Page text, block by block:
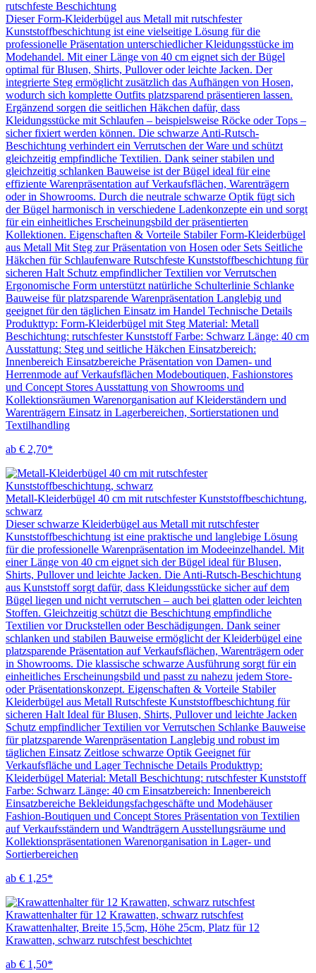
rutschfeste Beschichtung
Dieser Form-Kleiderbügel aus Metall mit rutschfester
Kunststoffbeschichtung ist eine vielseitige Lösung für die
professionelle Präsentation unterschiedlicher Kleidungsstücke im
Modehandel. Mit einer Länge von 40 cm eignet sich der Bügel
optimal für Blusen, Shirts, Pullover oder leichte Jacken. Der
integrierte Steg ermöglicht zusätzlich das Aufhängen von Hosen,
wodurch sich komplette Outfits platzsparend präsentieren lassen.
Ergänzend sorgen die seitlichen Häkchen dafür, dass
Kleidungsstücke mit Schlaufen – beispielsweise Röcke oder Tops –
sicher fixiert werden können. Die schwarze Anti-Rutsch-
Beschichtung verhindert ein Verrutschen der Ware und schützt
gleichzeitig empfindliche Textilien. Dank seiner stabilen und
gleichzeitig schlanken Bauweise ist der Bügel ideal für eine
effiziente Warenpräsentation auf Verkaufsflächen, Warenträgern
oder in Showrooms. Durch die neutrale schwarze Optik fügt sich
der Bügel harmonisch in verschiedene Ladenkonzepte ein und sorgt
für ein einheitliches Erscheinungsbild der präsentierten
Kollektionen. Eigenschaften & Vorteile Stabiler Form-Kleiderbügel
aus Metall Mit Steg zur Präsentation von Hosen oder Sets Seitliche
Häkchen für Schlaufenware Rutschfeste Kunststoffbeschichtung für
sicheren Halt Schutz empfindlicher Textilien vor Verrutschen
Ergonomische Form unterstützt natürliche Schulterlinie Schlanke
Bauweise für platzsparende Warenpräsentation Langlebig und
geeignet für den täglichen Einsatz im Handel Technische Details
Produkttyp: Form-Kleiderbügel mit Steg Material: Metall
Beschichtung: rutschfester Kunststoff Farbe: Schwarz Länge: 40 cm
Ausstattung: Steg und seitliche Häkchen Einsatzbereich:
Innenbereich Einsatzbereiche Präsentation von Damen- und
Herrenmode auf Verkaufsflächen Modeboutiquen, Fashionstores
und Concept Stores Ausstattung von Showrooms und
Kollektionsräumen Warenorganisation auf Kleiderständern und
Warenträgern Einsatz in Lagerbereichen, Sortierstationen und
Textilhandling
ab € 2,70*
Metall-Kleiderbügel 40 cm mit rutschfester Kunststoffbeschichtung,
schwarz
Dieser schwarze Kleiderbügel aus Metall mit rutschfester
Kunststoffbeschichtung ist eine praktische und langlebige Lösung
für die professionelle Warenpräsentation im Modeeinzelhandel. Mit
einer Länge von 40 cm eignet sich der Bügel ideal für Blusen,
Shirts, Pullover und leichte Jacken. Die Anti-Rutsch-Beschichtung
aus Kunststoff sorgt dafür, dass Kleidungsstücke sicher auf dem
Bügel liegen und nicht verrutschen – auch bei glatten oder leichten
Stoffen. Gleichzeitig schützt die Beschichtung empfindliche
Textilien vor Druckstellen oder Beschädigungen. Dank seiner
schlanken und stabilen Bauweise ermöglicht der Kleiderbügel eine
platzsparende Präsentation auf Verkaufsflächen, Warenträgern oder
in Showrooms. Die klassische schwarze Ausführung sorgt für ein
einheitliches Erscheinungsbild und passt zu nahezu jedem Store-
oder Präsentationskonzept. Eigenschaften & Vorteile Stabiler
Kleiderbügel aus Metall Rutschfeste Kunststoffbeschichtung für
sicheren Halt Ideal für Blusen, Shirts, Pullover und leichte Jacken
Schutz empfindlicher Textilien vor Verrutschen Schlanke Bauweise
für platzsparende Warenpräsentation Langlebig und robust im
täglichen Einsatz Zeitlose schwarze Optik Geeignet für
Verkaufsfläche und Lager Technische Details Produkttyp:
Kleiderbügel Material: Metall Beschichtung: rutschfester Kunststoff
Farbe: Schwarz Länge: 40 cm Einsatzbereich: Innenbereich
Einsatzbereiche Bekleidungsfachgeschäfte und Modehäuser
Fashion-Boutiquen und Concept Stores Präsentation von Textilien
auf Verkaufsständern und Wandträgern Ausstellungsräume und
Kollektionspräsentationen Warenorganisation in Lager- und
Sortierbereichen
ab € 1,25*
Krawattenhalter für 12 Krawatten, schwarz rutschfest
Krawattenhalter, Breite 15,5cm, Höhe 25cm, Platz für 12
Krawatten, schwarz rutschfest beschichtet
ab € 1,50*